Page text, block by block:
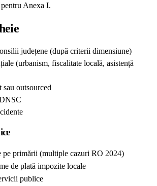
Anexa I.
județene (după criterii dimensiune)
(urbanism, fiscalitate locală, asistență
sau outsourced
pe primării (multiple cazuri RO 2024)
de plată impozite locale
publice